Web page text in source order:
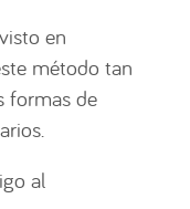
en
método tan
formas de
al